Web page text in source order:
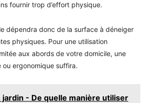
fournir trop d’effort physique.
dépendra donc de la surface à déneiger
physiques. Pour une utilisation
aux abords de votre domicile, une
ou ergonomique suffira.
jardin - De quelle manière utiliser